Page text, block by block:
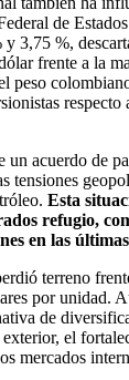
de
3,75 %,
frente a la
peso
un acuerdo de
tensiones
Esta
refugio,
en las
terreno
por unidad.
de
exterior, el
mercados